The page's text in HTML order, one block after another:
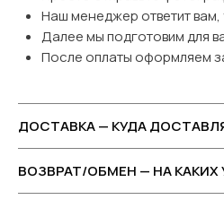
Наш менеджер ответит вам,
Далее мы подготовим для
После оплаты оформляем
ДОСТАВКА — КУДА
ВОЗВРАТ/ОБМЕН — НА